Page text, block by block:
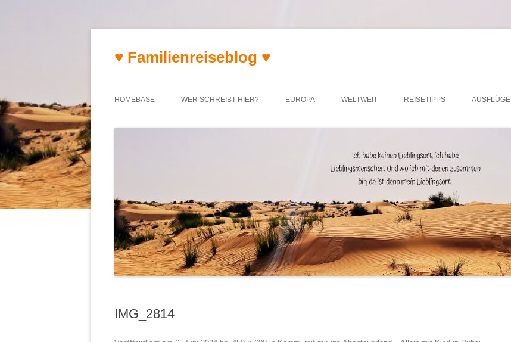
♥ Familienreiseblog ♥
HOMEBASE WER SCHREIBT HIER? EUROPA WELTWEIT REISETIPPS AUSFLÜGE
IMG_2814